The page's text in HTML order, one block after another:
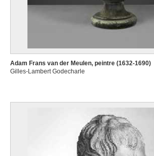
Adam Frans van der Meulen, peintre (1632-1690)
Gilles-Lambert Godecharle